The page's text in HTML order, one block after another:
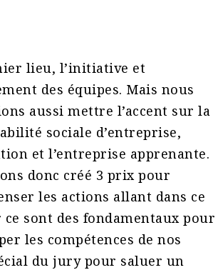
lieu, l’initiative et
des équipes. Mais nous
aussi mettre l’accent sur la
sociale d’entreprise,
et l’entreprise apprenante.
donc créé 3 prix pour
les actions allant dans ce
ce sont des fondamentaux pour
les compétences de nos
du jury pour saluer un